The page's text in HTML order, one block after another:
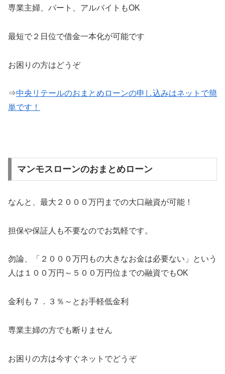
専業主婦、パート、アルバイトもOK
最短で２日位で借金一本化が可能です
お困りの方はどうぞ
⇒中央リテールのおまとめローンの申し込みはネットで簡
単です！
マンモスローンのおまとめローン
なんと、最大２０００万円までの大口融資が可能！
担保や保証人も不要なのでお気軽です。
勿論、「２０００万円もの大きなお金は必要ない」という
人は１００万円～５００万円位までの融資でもOK
金利も７．３％～とお手軽低金利
専業主婦の方でも断りません
お困りの方は今すぐネットでどうぞ